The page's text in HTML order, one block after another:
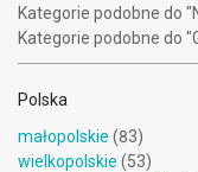
Kategorie podobne do
Kategorie podobne do
Polska
małopolskie (83)
wielkopolskie (53)